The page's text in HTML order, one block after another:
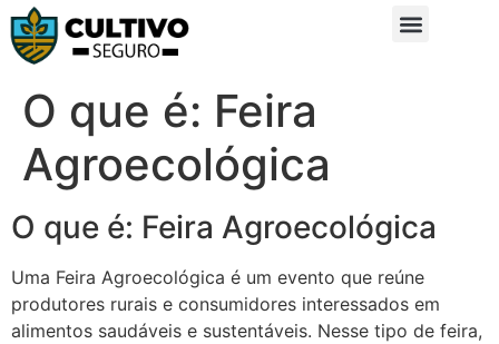
O que é: Feira
Agroecológica
O que é: Feira Agroecológica
Uma Feira Agroecológica é um evento que reúne
produtores rurais e consumidores interessados em
alimentos saudáveis e sustentáveis. Nesse tipo de feira,